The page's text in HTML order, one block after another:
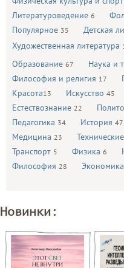
Литературоведение 6
Популярное 35 Детская
Художественная литература
Образование 67 Наука и
Философия и религия 17
Красота13 Искусство 45
Естествознание 22
Педагогика 34 История 47
Медицина 23
Транспорт 5 Физика 6
Философия 28 Экономика
Новинки: